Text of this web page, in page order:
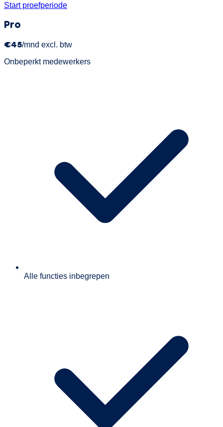
Start proefperiode
Pro
€45/mnd excl. btw
Onbeperkt medewerkers
Alle functies inbegrepen